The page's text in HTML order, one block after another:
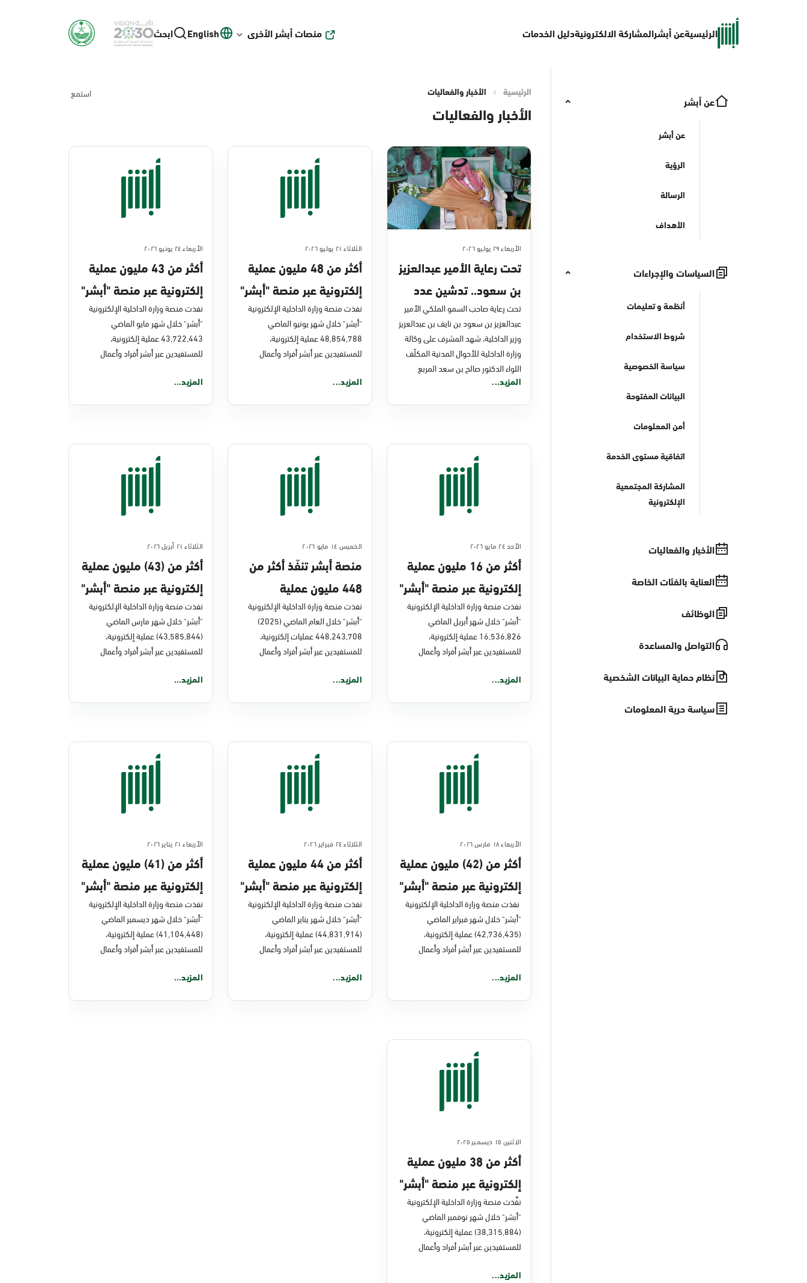
الرئيسيةعن أبشرالمشاركة الالكترونيةدليل الخدمات منصات أبشر الأخرى English ابحث
عن أبشر
عن أبشر
الرؤية
الرسالة
الأهداف
السياسات والإجراءات
أنظمة و تعليمات
شروط الاستخدام
سياسة الخصوصية
البيانات المفتوحة
أمن المعلومات
اتفاقية مستوى الخدمة
المشاركة المجتمعية
الإلكترونية
الأخبار والفعاليات
العناية بالفئات الخاصة
الوظائف
التواصل والمساعدة
نظام حماية البيانات الشخصية
سياسة حرية المعلومات
الرئيسية الأخبار والفعاليات استمع
الأخبار والفعاليات
الأربعاء ٢٩ يوليو ٢٠٢٦
تحت رعاية الأمير عبدالعزيز
بن سعود.. تدشين عدد
من مشاريع التحول
الرقمي والخدمات
الإلكترونية للأحوال
المدنية
تحت رعاية صاحب السمو الملكي الأمير
عبدالعزيز بن سعود بن نايف بن عبدالعزيز
وزير الداخلية، شهد المشرف على وكالة
وزارة الداخلية للأحوال المدنية المكلّف
اللواء الدكتور صالح بن سعد المربع
المزيد...
الثلاثاء ٢١ يوليو ٢٠٢٦
أكثر من 48 مليون عملية
إلكترونية عبر منصة "أبشر"
في يونيو 2026م
نفذت منصة وزارة الداخلية الإلكترونية
"أبشر" خلال شهر يونيو الماضي
48,854,788 عملية إلكترونية،
للمستفيدين عبر أبشر أفراد وأعمال
المزيد...
الأربعاء ٢٤ يونيو ٢٠٢٦
أكثر من 43 مليون عملية
إلكترونية عبر منصة "أبشر"
في مايو 2026م
نفذت منصة وزارة الداخلية الإلكترونية
"أبشر" خلال شهر مايو الماضي
43,722,443 عملية إلكترونية،
للمستفيدين عبر أبشر أفراد وأعمال
المزيد...
الأحد ٢٤ مايو ٢٠٢٦
أكثر من 16 مليون عملية
إلكترونية عبر منصة "أبشر"
في أبريل 2026م
نفذت منصة وزارة الداخلية الإلكترونية
"أبشر" خلال شهر أبريل الماضي
16,536,826 عملية إلكترونية،
للمستفيدين عبر أبشر أفراد وأعمال
المزيد...
الخميس ١٤ مايو ٢٠٢٦
منصة أبشر تنفّذ أكثر من
448 مليون عملية
إلكترونية في 2025م
نفذت منصة وزارة الداخلية الإلكترونية
"أبشر" خلال العام الماضي (2025)
448,243,708 عمليات إلكترونية،
للمستفيدين عبر أبشر أفراد وأعمال
المزيد...
الثلاثاء ٢١ أبريل ٢٠٢٦
أكثر من (43) مليون عملية
إلكترونية عبر منصة "أبشر"
في مارس 2026م
نفذت منصة وزارة الداخلية الإلكترونية
"أبشر" خلال شهر مارس الماضي
(43,585,844) عملية إلكترونية،
للمستفيدين عبر أبشر أفراد وأعمال
المزيد...
الأربعاء ١٨ مارس ٢٠٢٦
أكثر من (42) مليون عملية
إلكترونية عبر منصة "أبشر"
في فبراير 2026م
نفذت منصة وزارة الداخلية الإلكترونية
"أبشر" خلال شهر فبراير الماضي
(42,736,435) عملية إلكترونية،
للمستفيدين عبر أبشر أفراد وأعمال
المزيد...
الثلاثاء ٢٤ فبراير ٢٠٢٦
أكثر من 44 مليون عملية
إلكترونية عبر منصة "أبشر"
في يناير 2026
نفذت منصة وزارة الداخلية الإلكترونية
"أبشر" خلال شهر يناير الماضي
(44,831,914) عملية إلكترونية،
للمستفيدين عبر أبشر أفراد وأعمال
المزيد...
الأربعاء ٢١ يناير ٢٠٢٦
أكثر من (41) مليون عملية
إلكترونية عبر منصة "أبشر"
في ديسمبر 2025م
نفذت منصة وزارة الداخلية الإلكترونية
"أبشر" خلال شهر ديسمبر الماضي
(41,104,448) عملية إلكترونية،
للمستفيدين عبر أبشر أفراد وأعمال
المزيد...
الاثنين ١٥ ديسمبر ٢٠٢٥
أكثر من 38 مليون عملية
إلكترونية عبر منصة "أبشر"
في نوفمبر 2025
نفَّذت منصة وزارة الداخلية الإلكترونية
"أبشر" خلال شهر نوفمبر الماضي
(38,315,884) عملية إلكترونية،
للمستفيدين عبر أبشر أفراد وأعمال
المزيد...